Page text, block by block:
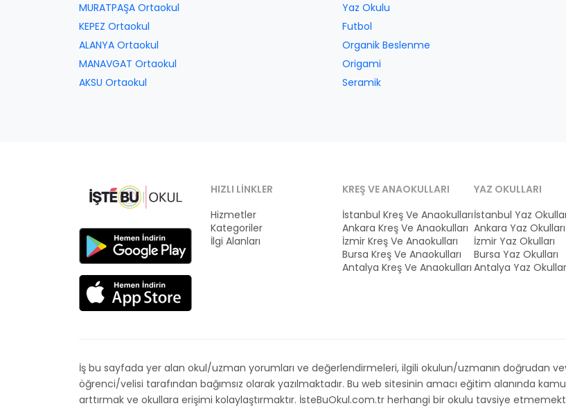
MURATPAŞA Ortaokul
KEPEZ Ortaokul
ALANYA Ortaokul
MANAVGAT Ortaokul
AKSU Ortaokul
Yaz Okulu
Futbol
Organik Beslenme
Origami
Seramik
HIZLI LINKLER
Hizmetler
Kategoriler
İlgi Alanları
KREŞ VE ANAOKULLARI
İstanbul Kreş Ve Anaokulları
Ankara Kreş Ve Anaokulları
İzmir Kreş Ve Anaokulları
Bursa Kreş Ve Anaokulları
Antalya Kreş Ve Anaokulları
YAZ OKULLARI
İstanbul Yaz
Ankara Yaz Okulları
İzmir Yaz Okulları
Bursa Yaz Okulları
Antalya Yaz
İş bu sayfada yer alan okul/uzman yorumları ve değerlendirmeleri, ilgili okulun/uzmanın doğrudan
öğrenci/velisi tarafından bağımsız olarak yazılmaktadır. Bu web sitesinin amacı eğitim alanında
arttırmak ve okullara erişimi kolaylaştırmaktır. İsteBuOkul.com.tr herhangi bir okulu tavsiye